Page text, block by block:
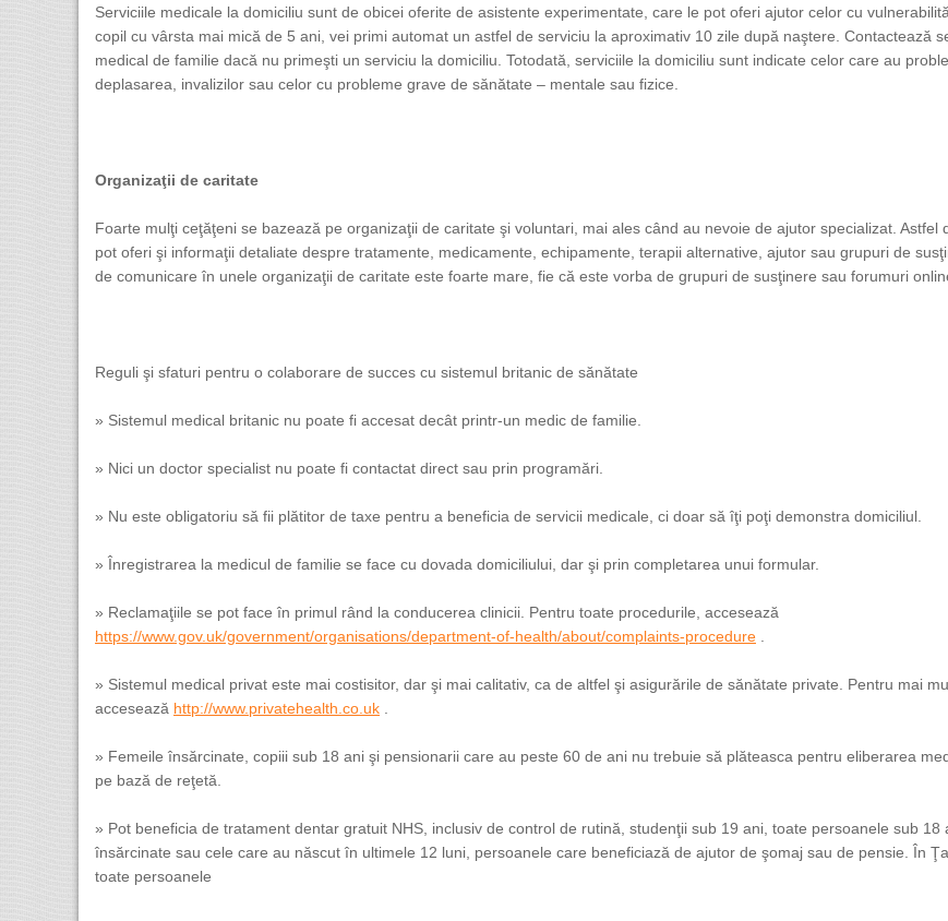
Serviciile medicale la domiciliu sunt de obicei oferite de asistente experimentate, care le pot oferi ajutor celor cu
copil cu vârsta mai mică de 5 ani, vei primi automat un astfel de serviciu la aproximativ 10 zile după naştere. Contactează
medical de familie dacă nu primeşti un serviciu la domiciliu. Totodată, serviciile la domiciliu sunt indicate celor care au
deplasarea, invalizilor sau celor cu probleme grave de sănătate – mentale sau fizice.
Organizaţii de caritate
Foarte mulţi ceţăţeni se bazează pe organizaţii de caritate şi voluntari, mai ales când au nevoie de ajutor specializat. Astfel
pot oferi şi informaţii detaliate despre tratamente, medicamente, echipamente, terapii alternative, ajutor sau grupuri de
de comunicare în unele organizaţii de caritate este foarte mare, fie că este vorba de grupuri de susţinere sau forumuri
Reguli şi sfaturi pentru o colaborare de succes cu sistemul britanic de sănătate
» Sistemul medical britanic nu poate fi accesat decât printr-un medic de familie.
» Nici un doctor specialist nu poate fi contactat direct sau prin programări.
» Nu este obligatoriu să fii plătitor de taxe pentru a beneficia de servicii medicale, ci doar să îţi poţi demonstra domiciliul.
» Înregistrarea la medicul de familie se face cu dovada domiciliului, dar şi prin completarea unui formular.
» Reclamaţiile se pot face în primul rând la conducerea clinicii. Pentru toate procedurile, accesează
https://www.gov.uk/government/organisations/department-of-health/about/complaints-procedure
» Sistemul medical privat este mai costisitor, dar şi mai calitativ, ca de altfel şi asigurările de sănătate private. Pentru mai
accesează http://www.privatehealth.co.uk
» Femeile însărcinate, copiii sub 18 ani şi pensionarii care au peste 60 de ani nu trebuie să plăteasca pentru eliberarea
pe bază de reţetă.
» Pot beneficia de tratament dentar gratuit NHS, inclusiv de control de rutină, studenţii sub 19 ani, toate persoanele sub 18
însărcinate sau cele care au născut în ultimele 12 luni, persoanele care beneficiază de ajutor de şomaj sau de pensie. În
toate persoanele